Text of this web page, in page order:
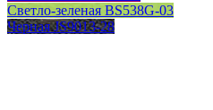
Светло-зеленая BS538G-03
Черная JS9013-28